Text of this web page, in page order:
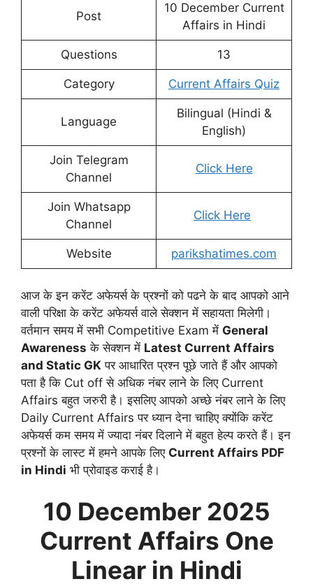
Post
10 December Current
Affairs in Hindi
Questions 13
Category Current Affairs Quiz
Language
Bilingual (Hindi &
English)
Join Telegram
Channel
Click Here
Join Whatsapp
Channel
Click Here
Website parikshatimes.com
आज के इन करेंट अफेयर्स के प्रश्नों को पढने के बाद आपको आने
वाली परिक्षा के करेंट अफेयर्स वाले सेक्शन में सहायता मिलेगी।
वर्तमान समय में सभी Competitive Exam में General
Awareness के सेक्शन में Latest Current Affairs
and Static GK पर आधारित प्रश्न पूछे जाते हैं और आपको
पता है कि Cut off से अधिक नंबर लाने के लिए Current
Affairs बहुत जरुरी है। इसलिए आपको अच्छे नंबर लाने के लिए
Daily Current Affairs पर ध्यान देना चाहिए क्योंकि करेंट
अफेयर्स कम समय में ज्यादा नंबर दिलाने में बहुत हेल्प करते हैं। इन
प्रश्नों के लास्ट में हमने आपके लिए Current Affairs PDF
in Hindi भी प्रोवाइड कराई है।
10 December2025
Current Affairs One
Linear in Hindi